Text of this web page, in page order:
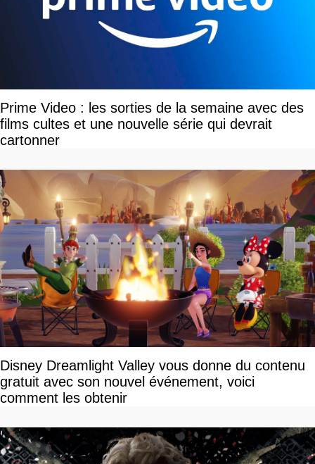
Prime Video : les sorties de la semaine avec des
films cultes et une nouvelle série qui devrait
cartonner
Disney Dreamlight Valley vous donne du contenu
gratuit avec son nouvel événement, voici
comment les obtenir